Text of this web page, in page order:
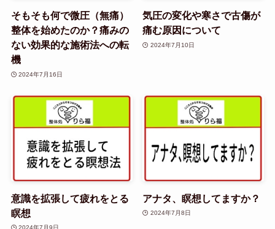
そもそも何で微圧（無痛）
整体を始めたのか？痛みの
ない効果的な施術法への転
機
2024年7月16日
気圧の変化や寒さで古傷が
痛む原因について
2024年7月10日
意識を拡張して疲れをとる
瞑想
アナタ、瞑想してますか？
2024年7月8日